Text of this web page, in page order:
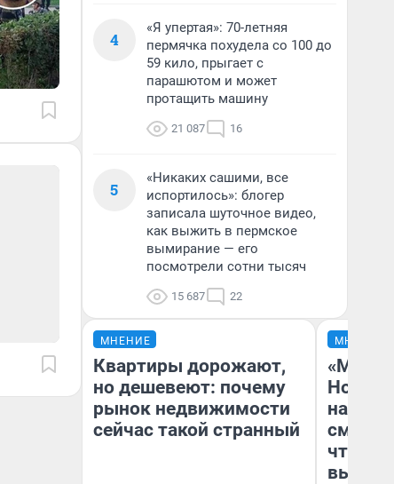
4
«Я упертая»: 70-летняя
пермячка похудела со 100 до
59 кило, прыгает с
парашютом и может
протащить машину
21 087 16
5
«Никаких сашими, все
испортилось»: блогер
записала шуточное видео,
как выжить в пермское
вымирание — его
посмотрели сотни тысяч
15 687 22
МНЕНИЕ
Квартиры дорожают,
но дешевеют: почему
рынок недвижимости
сейчас такой странный
МНЕНИЕ
«Мы
чтобы